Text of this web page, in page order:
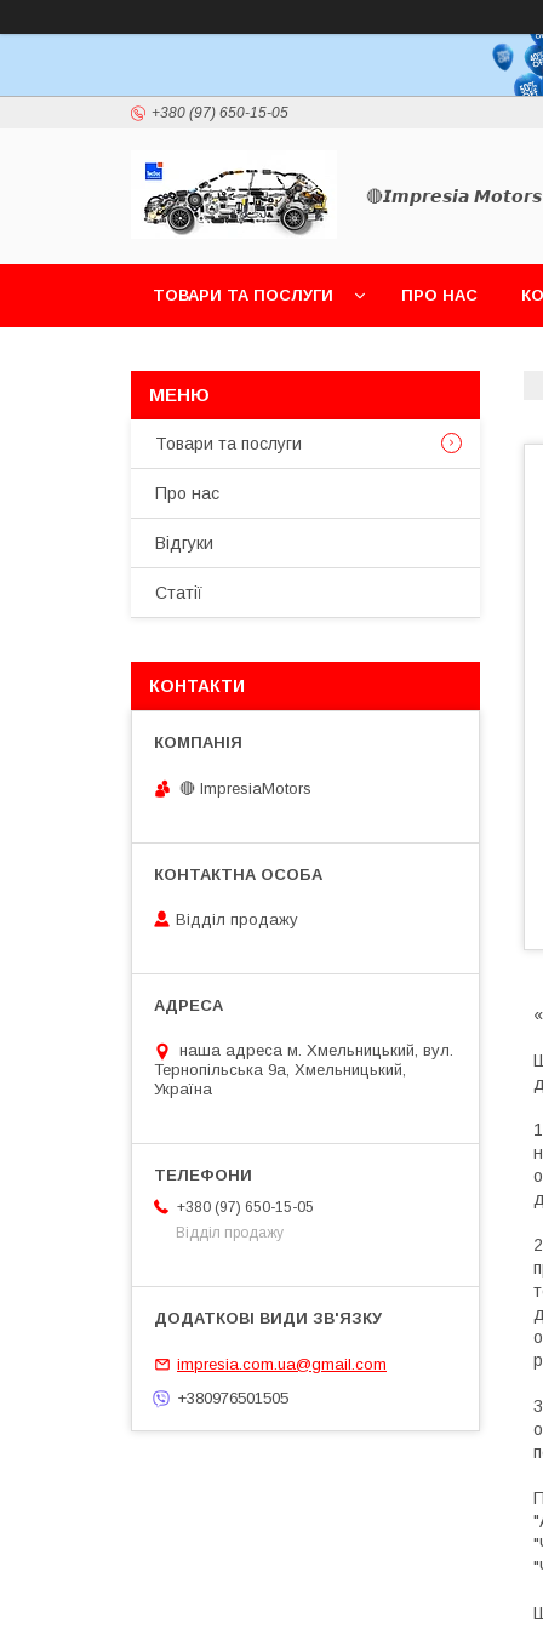
+380 (97) 650-15-05
🔴𝙄𝙢𝙥𝙧𝙚𝙨𝙞𝙖 𝙈𝙤𝙩𝙤𝙧𝙨
ТОВАРИ ТА ПОСЛУГИ ПРО НАС
Товари та послуги
Про нас
Відгуки
Статії
КОНТАКТИ
🔴 ImpresiaMotors
Відділ продажу
наша адреса м. Хмельницький, вул.
Тернопільська 9а, Хмельницький,
Україна
+380 (97) 650-15-05
Відділ продажу
impresia.com.ua@gmail.com
+380976501505